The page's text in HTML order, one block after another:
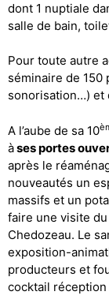
dont 1 nuptiale
salle de bain,
Pour toute autre
séminaire de 150
sonorisation…) et
A l’aube de sa 10
àses portes
après le
nouveautés un
massifs et un
faire une visite
Chedozeau. Le
exposition-
producteurs et
cocktail